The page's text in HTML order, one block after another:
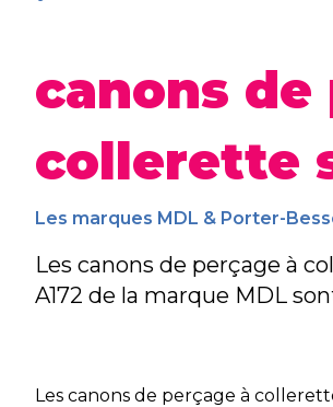
canons de
collerette
Les marques MDL & Porter-
Les canons de perçage à
A172 de la marque MDL
Les canons de perçage à